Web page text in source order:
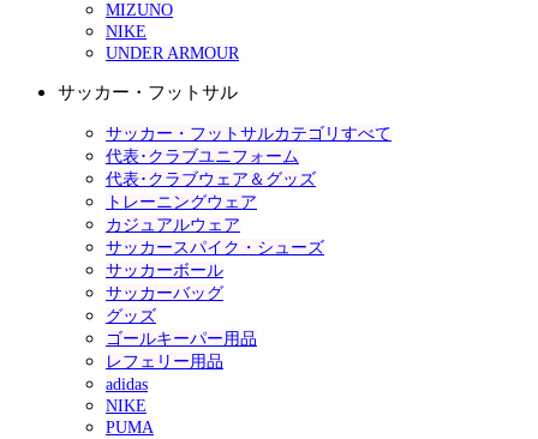
MIZUNO
NIKE
UNDER ARMOUR
サッカー・フットサル
サッカー・フットサルカテゴリすべて
代表･クラブユニフォーム
代表･クラブウェア＆グッズ
トレーニングウェア
カジュアルウェア
サッカースパイク・シューズ
サッカーボール
サッカーバッグ
グッズ
ゴールキーパー用品
レフェリー用品
adidas
NIKE
PUMA